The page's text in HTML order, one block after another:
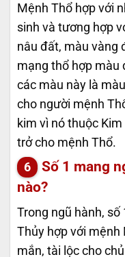
Mệnh Thổ hợp với
sinh và tương hợp
nâu đất, màu vàng
mạng thổ hợp màu
các màu này là
cho người mệnh
kim vì nó thuộc
trở cho mệnh Thổ.
Số 1 mang
nào?
Trong ngũ hành,
Thủy hợp với
mắn, tài lộc cho